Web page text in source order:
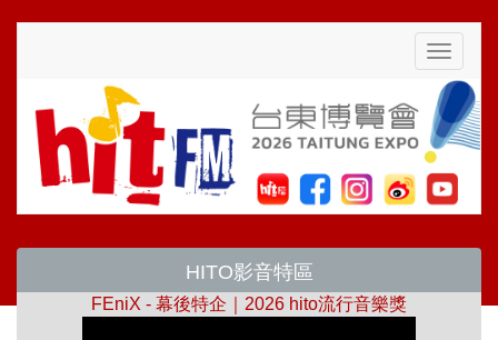
Toggle
HITO影音特區
FEniX - 幕後特企｜2026 hito流行音樂獎